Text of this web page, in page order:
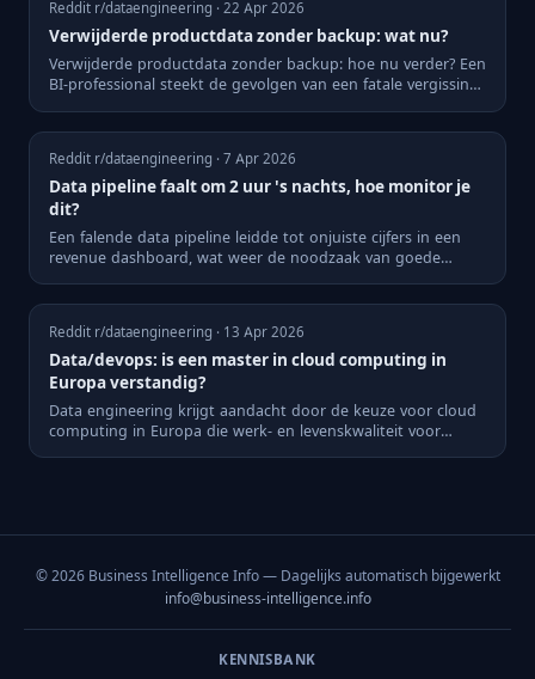
Reddit r/dataengineering · 22 Apr 2026
Verwijderde productdata zonder backup: wat nu?
Verwijderde productdata zonder backup: hoe nu verder? Een
BI-professional steekt de gevolgen van een fatale vergissing
Reddit r/dataengineering · 7 Apr 2026
Data pipeline faalt om 2 uur 's nachts, hoe monitor je
dit?
Een falende data pipeline leidde tot onjuiste cijfers in een
revenue dashboard, wat weer de noodzaak van goede
Reddit r/dataengineering · 13 Apr 2026
Data/devops: is een master in cloud computing in
Europa verstandig?
Data engineering krijgt aandacht door de keuze voor cloud
computing in Europa die werk- en levenskwaliteit voor
© 2026 Business Intelligence Info — Dagelijks automatisch bijgewerkt
info@business-intelligence.info
KENNISBANK